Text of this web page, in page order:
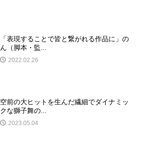
「表現することで皆と繋がれる作品に」の
ん（脚本・監...
2022.02.26
空前の大ヒットを生んだ繊細でダイナミッ
クな獅子舞の...
2023.05.04